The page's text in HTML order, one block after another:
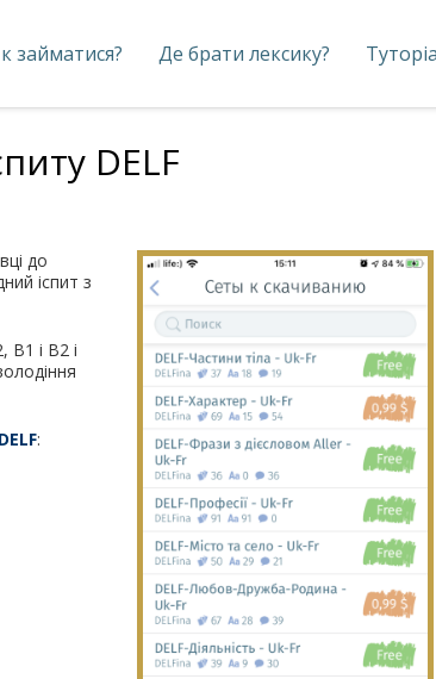
займатися? Де брати лексику?
DELF
до
іспит з
В1 і В2 і
DELF: